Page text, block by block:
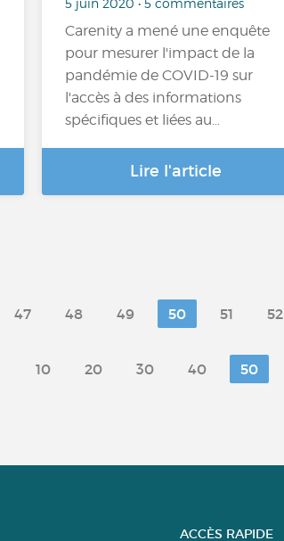
Carenity a mené une enquête
pour mesurer l'impact de la
pandémie de COVID-19 sur
l'accès à des informations
spécifiques et liées au…
Lire l'article
47 48 49 50 51 52
10 20 30 40 50
ACCÈS RAPIDE